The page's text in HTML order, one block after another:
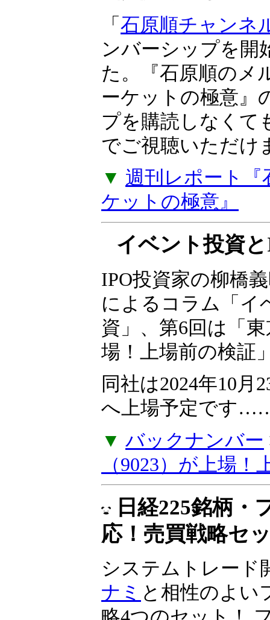
フォローシグナル
ドシグナル
提供内容がア
「 石原順チャンネ
ンバーシップを開
た。『石原順のメ
ーケットの極意』
プを購読しなくて
でご視聴いただけ
▼ 週刊レポート『
ケットの極意』
イベント投資
IPO投資家の柳橋
によるコラム「イ
（9023）が上場
同社は2024年10月
へ上場予定です
▼ バックナンバー
（9023）が上場！
日経225銘柄・